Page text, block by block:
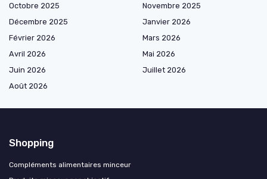
Octobre 2025
Novembre 2025
Décembre 2025
Janvier 2026
Février 2026
Mars 2026
Avril 2026
Mai 2026
Juin 2026
Juillet 2026
Août 2026
Shopping
Compléments alimentaires minceur